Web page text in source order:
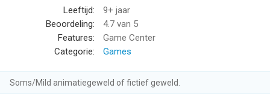
- 10 Special Missions
- 250+ Random Missions
- New Bloon enemies - tougher Camos, Regrower Bloons, and
the fearsome ZOMG
- 3 different game modes
Leeftijd:
9+ jaar
Beoordeling:
4.7 van 5
Features:
Game Center
Categorie:
Games
Soms/Mild animatiegeweld of fictief geweld.